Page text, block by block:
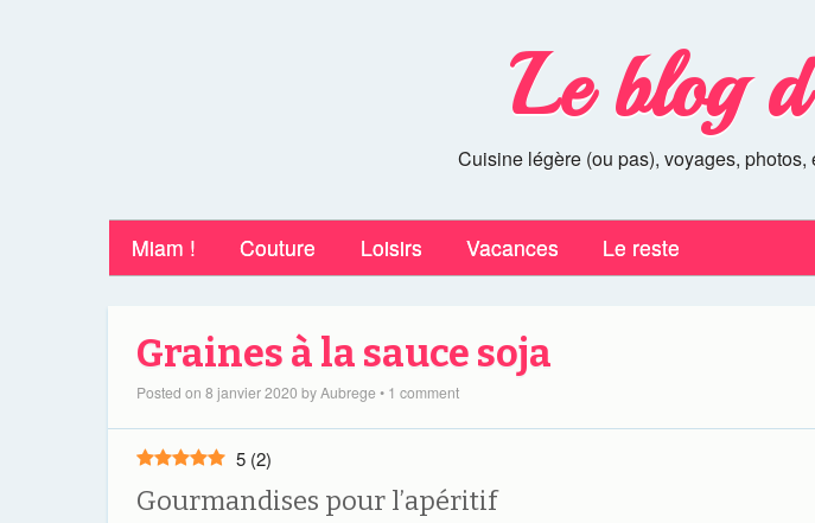
Le blog
Cuisine légère (ou pas), voyages,
Miam ! Couture Loisirs Vacances Le reste
Graines à la sauce soja
Posted on 8 janvier 2020 byAubrege • 1 comment
5 (2)
Gourmandises pour l’apéritif